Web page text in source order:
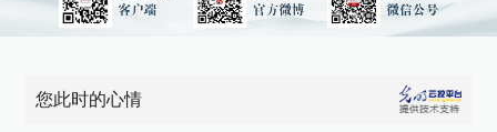
您此时的心情